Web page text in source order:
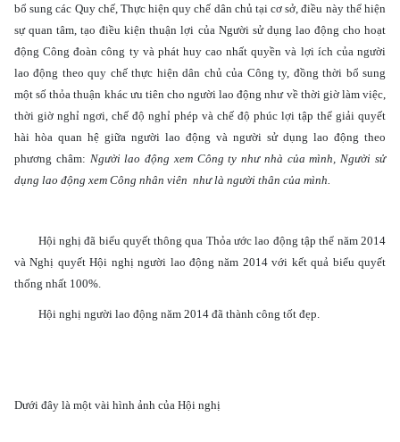
bổ sung các Quy chế, Thực hiện quy chế dân chủ tại cơ sở, điều này thể hiện
sự quan tâm, tạo điều kiện thuận lợi của Người sử dụng lao động cho hoạt
động Công đoàn công ty và phát huy cao nhất quyền và lợi ích của người
lao động theo quy chế thực hiện dân chủ của Công ty, đồng thời bổ sung
một số thỏa thuận khác ưu tiên cho người lao động như về thời giờ làm việc,
thời giờ nghỉ ngơi, chế độ nghỉ phép và chế độ phúc lợi tập thể giải quyết
hài hòa quan hệ giữa người lao động và người sử dụng lao động theo
phương châm: Người lao động xem Công ty như nhà của mình, Người sử
dụng lao động xem Công nhân viên như là người thân của mình.
Hội nghị đã biểu quyết thông qua Thỏa ước lao động tập thể năm 2014
và Nghị quyết Hội nghị người lao động năm 2014 với kết quả biểu quyết
thống nhất 100%.
Hội nghị người lao động năm 2014 đã thành công tốt đẹp.
Dưới đây là một vài hình ảnh của Hội nghị